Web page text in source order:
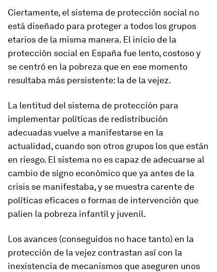
Ciertamente, el sistema de protección social no
está diseñado para proteger a todos los grupos
etarios de la misma manera. El inicio de la
protección social en España fue lento, costoso y
se centró en la pobreza que en ese momento
resultaba más persistente: la de la vejez.
La lentitud del sistema de protección para
implementar políticas de redistribución
adecuadas vuelve a manifestarse en la
actualidad, cuando son otros grupos los que están
en riesgo. El sistema no es capaz de adecuarse al
cambio de signo económico que ya antes de la
crisis se manifestaba, y se muestra carente de
políticas eficaces o formas de intervención que
palien la pobreza infantil y juvenil.
Los avances (conseguidos no hace tanto) en la
protección de la vejez contrastan así con la
inexistencia de mecanismos que aseguren unos